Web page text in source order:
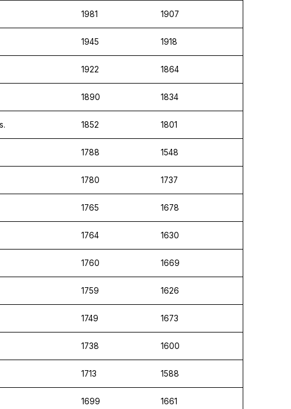
1981 1907
1945 1918
1922 1864
1890 1834
1852 1801
1788 1548
1780 1737
1765 1678
1764 1630
1760 1669
1759 1626
1749 1673
1738 1600
1713 1588
1699 1661